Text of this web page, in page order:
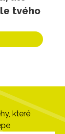
tvého
které